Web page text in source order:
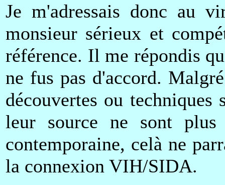
Je m'adressais donc au
monsieur sérieux et
référence. Il me répondis
ne fus pas d'accord.
découvertes ou
leur source ne sont plus
contemporaine, celà ne
la connexion VIH/SIDA.